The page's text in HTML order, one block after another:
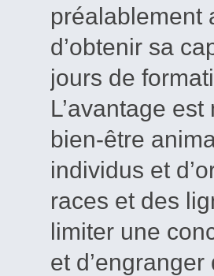
préalablement
d’obtenir sa
jours de
L’avantage
bien-être
individus et
races et des
limiter une
et